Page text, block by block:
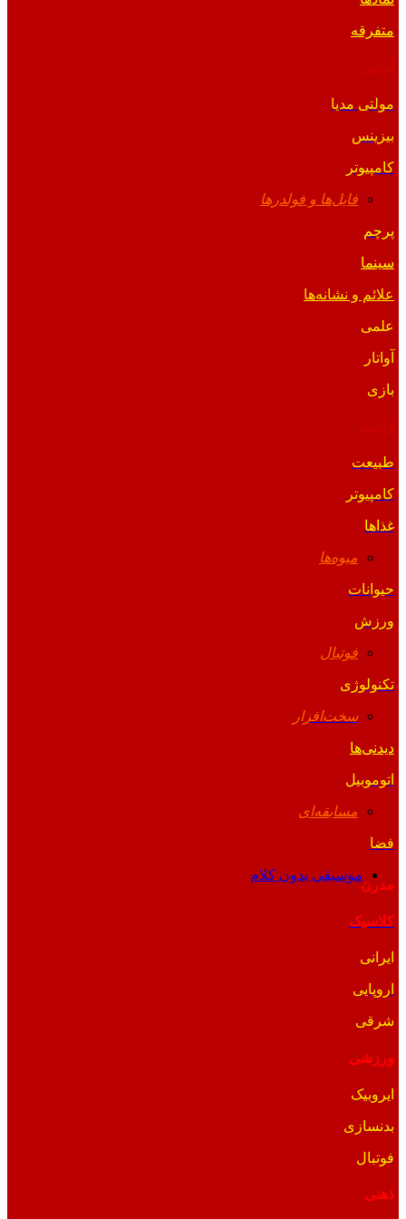
متفرقه
مولتی مدیا
بیزینس
کامپیوتر
فایل‌ها و فولدرها
پرچم
سینما
علائم و نشانه‌ها
علمی
آواتار
بازی
طبیعت
کامپیوتر
غذاها
میوه‌ها
حیوانات
ورزش
فوتبال
تکنولوژی
سخت‌افزار
دیدنی‌ها
اتوموبیل
مسابقه‌ای
فضا
موسیقی بدون کلام
مدرن
کلاسیک
ایرانی
اروپایی
شرقی
ورزشی
ایروبیک
بدنسازی
فوتبال
ذهنی